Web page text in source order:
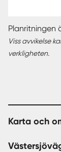
Planritningen
Viss avvikelse
verkligheten.
Karta och